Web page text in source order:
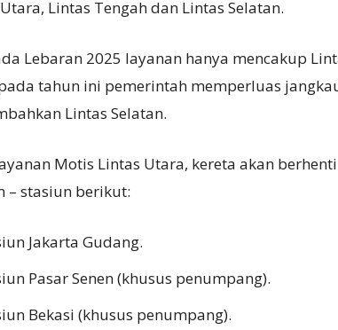
Lintas Tengah dan Lintas Selatan.
Lebaran 2025 layanan hanya mencakup
tahun ini pemerintah memperluas
Lintas Selatan.
Motis Lintas Utara, kereta akan
– stasiun berikut:
Jakarta Gudang.
Pasar Senen (khusus penumpang).
Bekasi (khusus penumpang).